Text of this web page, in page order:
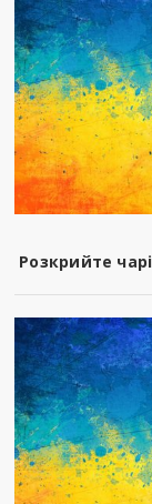
Розкрийте